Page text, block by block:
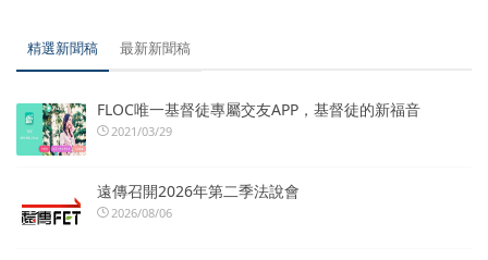
精選新聞稿 最新新聞稿
FLOC唯一基督徒專屬交友APP，基督徒的新福音
2021/03/29
遠傳召開2026年第二季法說會
2026/08/06